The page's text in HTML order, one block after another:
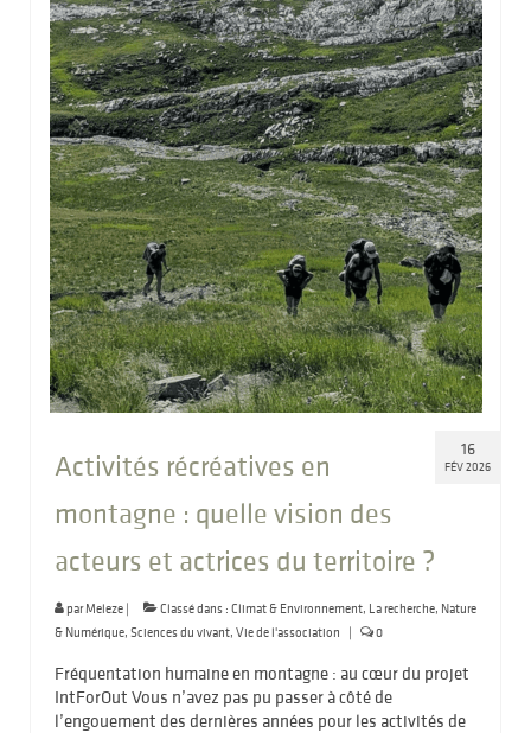
16
FÉV 2026
Activités récréatives en
montagne : quelle vision des
acteurs et actrices du territoire ?
parMeleze | Classé dans : Climat & Environnement, La recherche, Nature
& Numérique, Sciences du vivant, Vie de l'association | 0
Fréquentation humaine en montagne : au cœur du projet
IntForOut Vous n’avez pas pu passer à côté de
l’engouement des dernières années pour les activités de